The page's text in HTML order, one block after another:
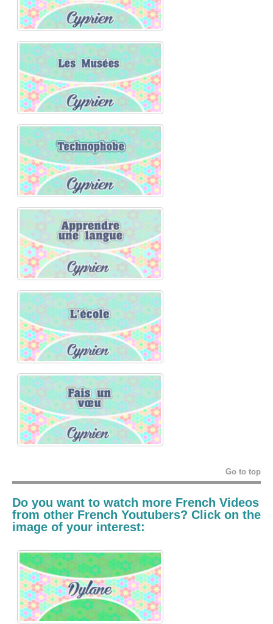
Go to top
Do you want to watch more French Videos
from other French Youtubers? Click on the
image of your interest: